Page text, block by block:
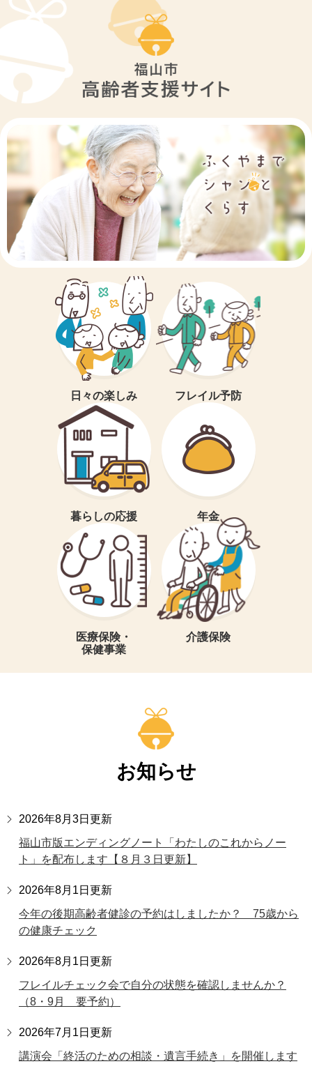
日々の楽しみ フレイル予防
暮らしの応援 年金
医療保険・
保健事業
介護保険
お知らせ
2026年8月3日更新
福山市版エンディングノート「わたしのこれからノー
ト」を配布します【８月３日更新】
2026年8月1日更新
今年の後期高齢者健診の予約はしましたか？ 75歳から
の健康チェック
2026年8月1日更新
フレイルチェック会で自分の状態を確認しませんか？
（8・9月 要予約）
2026年7月1日更新
講演会「終活のための相談・遺言手続き」を開催します